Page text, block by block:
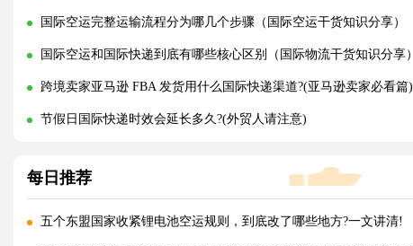
国际空运完整运输流程分为哪几个步骤（国际空运干货知识分享）
国际空运和国际快递到底有哪些核心区别（国际物流干货知识分享）
跨境卖家亚马逊 FBA 发货用什么国际快递渠道?(亚马逊卖家必看篇)
节假日国际快递时效会延长多久?(外贸人请注意)
每日推荐
五个东盟国家收紧锂电池空运规则，到底改了哪些地方?一文讲清!